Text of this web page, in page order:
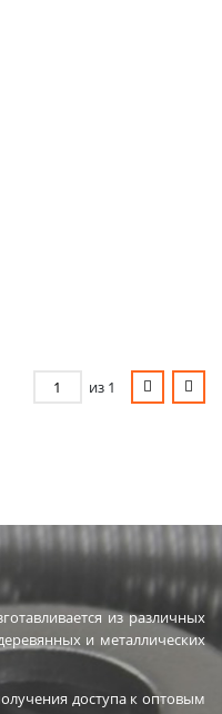
из 1
из различных
и металлических
доступа к оптовым